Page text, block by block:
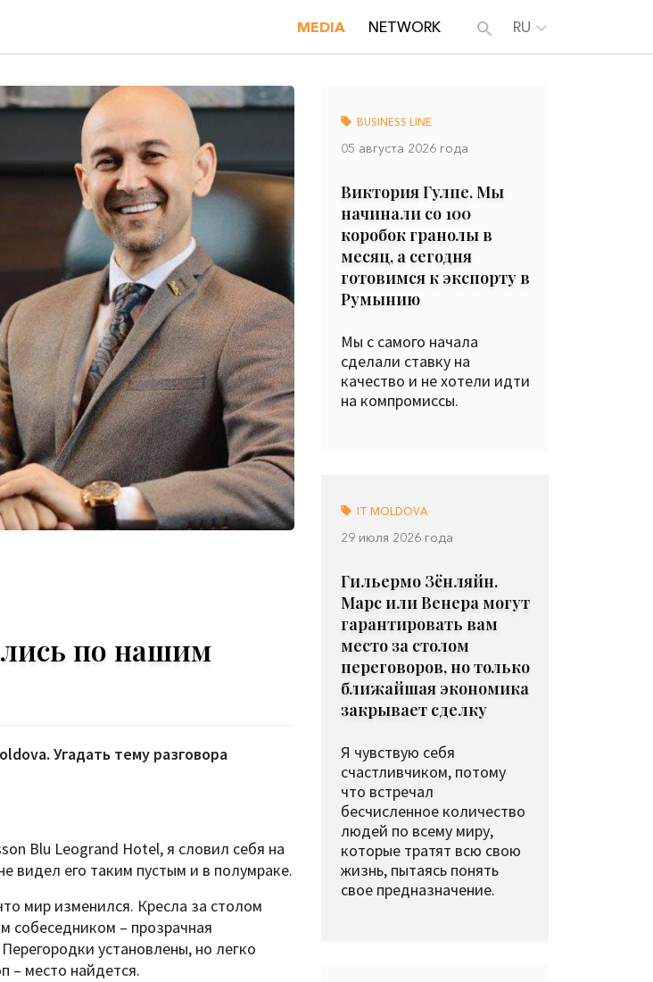
MEDIA NETWORK RU
по нашим
Угадать тему разговора
Blu Leogrand Hotel, я словил себя на
видел его таким пустым и в полумраке.
мир изменился. Кресла за столом
собеседником – прозрачная
установлены, но легко
– место найдется.
BUSINESS LINE
05 августа 2026 года
Виктория Гулпе. Мы
начинали со 100
коробок гранолы в
месяц, а сегодня
готовимся к экспорту в
Румынию
Мы с самого начала
сделали ставку на
качество и не хотели идти
на компромиссы.
IT MOLDOVA
29 июля 2026 года
Гильермо Зёнляйн.
Марс или Венера могут
гарантировать вам
место за столом
переговоров, но только
ближайшая экономика
закрывает сделку
Я чувствую себя
счастливчиком, потому
что встречал
бесчисленное количество
людей по всему миру,
которые тратят всю свою
жизнь, пытаясь понять
свое предназначение.